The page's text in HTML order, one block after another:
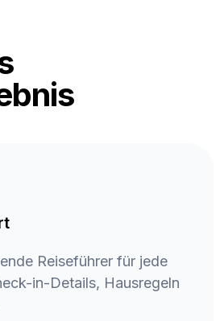
Reiseführer für jede
in-Details, Hausregeln